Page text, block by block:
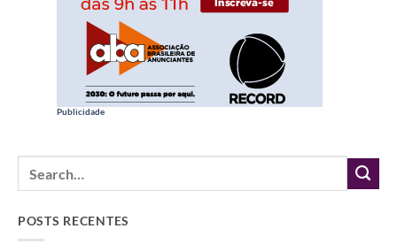
Publicidade
POSTS RECENTES